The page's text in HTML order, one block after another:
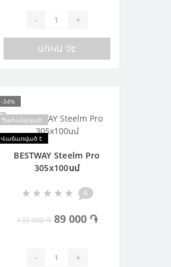
- +
ԱՌԿԱ ՉԷ
-34%
Պահանջված
Վաճառված է
BESTWAY Steelm Pro
305х100սմ
0
135 000 ֏ 89 000 ֏
- +